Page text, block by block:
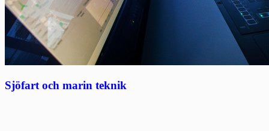
Sjöfart och marin teknik